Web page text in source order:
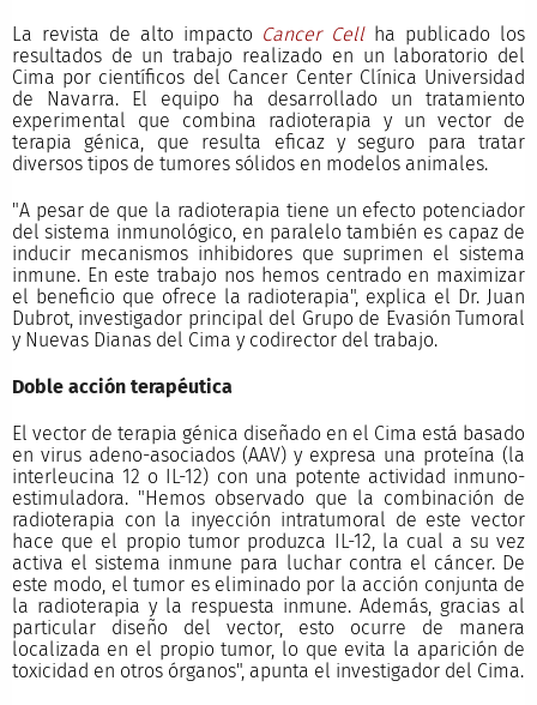
La revista de alto impacto Cancer Cellha publicado los
resultados de un trabajo realizado en un laboratorio del
Cima por científicos del Cancer Center Clínica Universidad
de Navarra. El equipo ha desarrollado un tratamiento
experimental que combina radioterapia y un vector de
terapia génica, que resulta eficaz y seguro para tratar
diversos tipos de tumores sólidos en modelos animales.
"A pesar de que la radioterapia tiene un efecto potenciador
del sistema inmunológico, en paralelo también es capaz de
inducir mecanismos inhibidores que suprimen el sistema
inmune. En este trabajo nos hemos centrado en maximizar
el beneficio que ofrece la radioterapia", explica el Dr. Juan
Dubrot, investigador principal del Grupo de Evasión Tumoral
y Nuevas Dianas del Cima y codirector del trabajo.
Doble acción terapéutica
El vector de terapia génica diseñado en el Cima está basado
en virus adeno-asociados (AAV) y expresa una proteína (la
interleucina 12 o IL-12) con una potente actividad inmuno-
estimuladora. "Hemos observado que la combinación de
radioterapia con la inyección intratumoral de este vector
hace que el propio tumor produzca IL-12, la cual a su vez
activa el sistema inmune para luchar contra el cáncer. De
este modo, el tumor es eliminado por la acción conjunta de
la radioterapia y la respuesta inmune. Además, gracias al
particular diseño del vector, esto ocurre de manera
localizada en el propio tumor, lo que evita la aparición de
toxicidad en otros órganos", apunta el investigador del Cima.